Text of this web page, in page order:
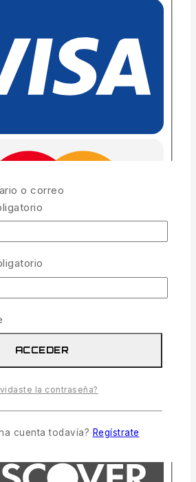
o correo
ACCEDER
la contraseña?
cuenta todavía? Regístrate